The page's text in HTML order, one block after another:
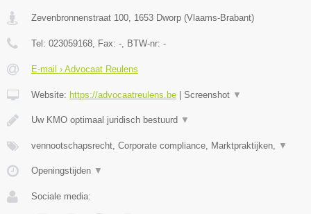
Zevenbronnenstraat 100 1653 Dworp (Vlaams-Brabant)
Tel: 023059168 , Fax: - , BTW-nr: -
E-mail › Advocaat Reulens
Website: https://advocaatreulens.be Screenshot ▼
Uw KMO optimaal juridisch bestuurd ▼
vennootschapsrecht, Corporate compliance, Marktpraktijken, ▼
Openingstijden ▼
Sociale media: